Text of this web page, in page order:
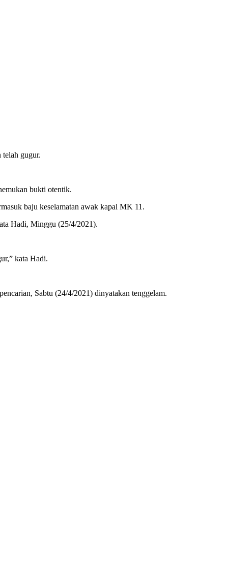
gugur.
bukti otentik.
baju keselamatan awak kapal MK 11.
Hadi, Minggu (25/4/2021).
kata Hadi.
Sabtu (24/4/2021) dinyatakan tenggelam.